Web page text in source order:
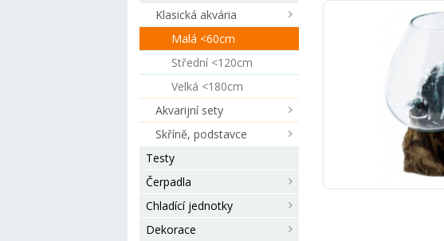
Klasická akvária
Malá <60cm
Střední <120cm
Velká <180cm
Akvarijní sety
Skříně, podstavce
Testy
Čerpadla
Chladící jednotky
Dekorace